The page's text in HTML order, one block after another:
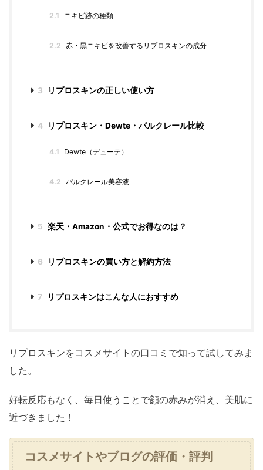
2.1 ニキビ跡の種類
2.2 赤・黒ニキビを改善するリプロスキンの成分
3 リプロスキンの正しい使い方
4 リプロスキン・Dewte・パルクレール比較
4.1 Dewte（デューテ）
4.2 パルクレール美容液
5 楽天・Amazon・公式でお得なのは？
6 リプロスキンの買い方と解約方法
7 リプロスキンはこんな人におすすめ
リプロスキンをコスメサイトの口コミで知って試してみま
した。
好転反応もなく、毎日使うことで顔の赤みが消え、美肌に
近づきました！
コスメサイトやブログの評価・評判